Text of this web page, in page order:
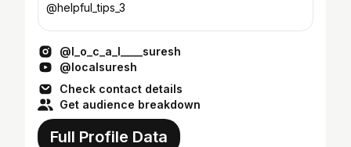
@helpful_tips_3
@l_o_c_a_l____suresh
@localsuresh
Check contact details
Get audience breakdown
Full Profile Data